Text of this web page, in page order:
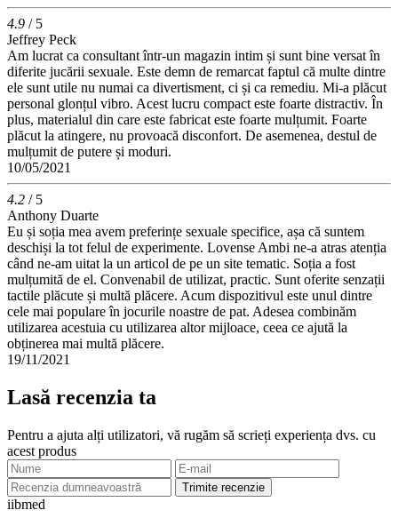
4.9 / 5
Jeffrey Peck
Am lucrat ca consultant într-un magazin intim și sunt bine versat în
diferite jucării sexuale. Este demn de remarcat faptul că multe dintre
ele sunt utile nu numai ca divertisment, ci și ca remediu. Mi-a plăcut
personal glonțul vibro. Acest lucru compact este foarte distractiv. În
plus, materialul din care este fabricat este foarte mulțumit. Foarte
plăcut la atingere, nu provoacă disconfort. De asemenea, destul de
mulțumit de putere și moduri.
10/05/2021
4.2 / 5
Anthony Duarte
Eu și soția mea avem preferințe sexuale specifice, așa că suntem
deschiși la tot felul de experimente. Lovense Ambi ne-a atras atenția
când ne-am uitat la un articol de pe un site tematic. Soția a fost
mulțumită de el. Convenabil de utilizat, practic. Sunt oferite senzații
tactile plăcute și multă plăcere. Acum dispozitivul este unul dintre
cele mai populare în jocurile noastre de pat. Adesea combinăm
utilizarea acestuia cu utilizarea altor mijloace, ceea ce ajută la
obținerea mai multă plăcere.
19/11/2021
Lasă recenzia ta
Pentru a ajuta alți utilizatori, vă rugăm să scrieți experiența dvs. cu
acest produs
Trimite recenzie
iibmed